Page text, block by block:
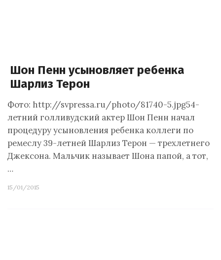
Шон Пенн усыновляет ребенка
Шарлиз Терон
Фото: http://svpressa.ru/photo/81740-5.jpg54-
летний голливудский актер Шон Пенн начал
процедуру усыновления ребенка коллеги по
ремеслу 39-летней Шарлиз Терон — трехлетнего
Джексона. Мальчик называет Шона папой, а тот,
…
15/01/2015